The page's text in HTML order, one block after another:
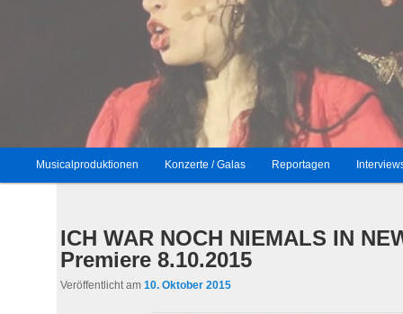
a
Zum
wechseln
Zum
Inhalt
Musicalproduktionen Konzerte / Galas Reportagen
ICH WAR NOCH NIEMALS IN
Premiere 8.10.2015
Veröffentlicht am 10. Oktober 2015